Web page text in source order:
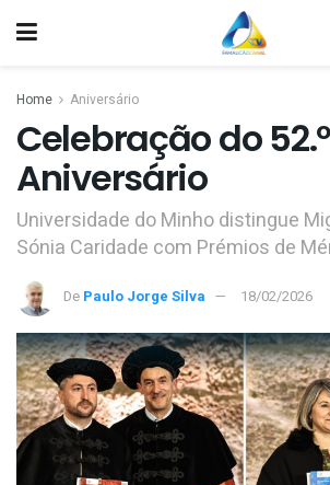
Home Aniversário
Celebração do 52.º
Aniversário
Universidade do Minho distingue
Sónia Caridade com Prémios de
De Paulo Jorge Silva 18/02/2026